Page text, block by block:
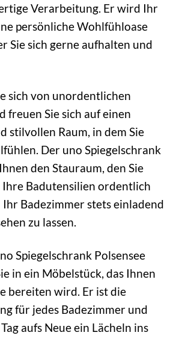
Verarbeitung. Er wird Ihr
persönliche Wohlfühloase
Sie sich gerne aufhalten und
sich von unordentlichen
freuen Sie sich auf einen
stilvollen Raum, in dem Sie
Der uno Spiegelschrank
den Stauraum, den Sie
Ihre Badutensilien ordentlich
Badezimmer stets einladend
zu lassen.
Spiegelschrank Polsensee
in ein Möbelstück, das Ihnen
bereiten wird. Er ist die
für jedes Badezimmer und
aufs Neue ein Lächeln ins